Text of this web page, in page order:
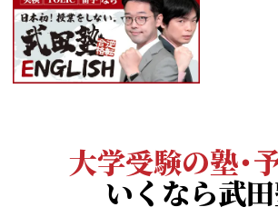
大学受験の塾・
いくなら武